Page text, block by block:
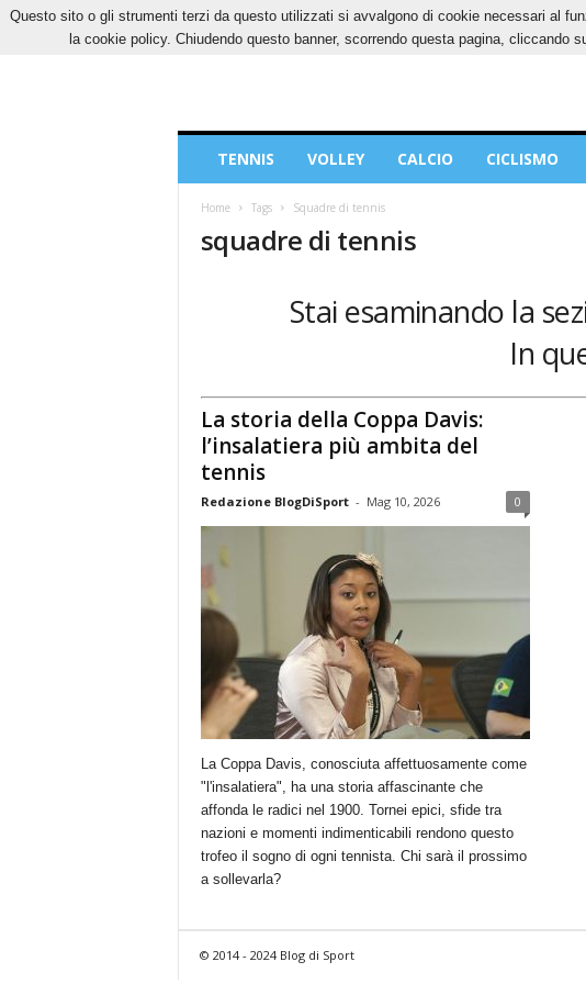
GIOVEDÌ, 6 AGOSTO 2026 CONTATTI COOKIES PRIVACY
Sport
TENNIS VOLLEY CALCIO CICLISMO
Home Tags Squadre di tennis
squadre di tennis
Stai esaminando la
In
La storia della Coppa Davis:
l’insalatiera più ambita del
tennis
Redazione BlogDiSport - Mag 10, 2026 0
La Coppa Davis, conosciuta affettuosamente come
"l'insalatiera", ha una storia affascinante che
affonda le radici nel 1900. Tornei epici, sfide tra
nazioni e momenti indimenticabili rendono questo
trofeo il sogno di ogni tennista. Chi sarà il prossimo
a sollevarla?
© 2014 - 2024 Blog di Sport
Questo sito o gli strumenti terzi da questo utilizzati si avvalgono di cookie necessari al
la cookie policy. Chiudendo questo banner, scorrendo questa pagina,